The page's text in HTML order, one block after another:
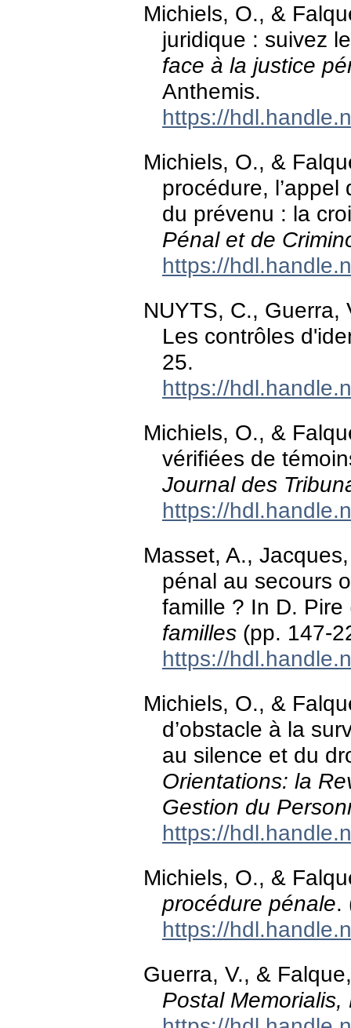
Michiels, O., &
juridique : suivez
face à la justice
Anthemis.
https://
Michiels, O., &
procédure, l’appel
du prévenu : la
Pénal et de
https://
NUYTS, C., Guerra,
Les contrôles
25.
https://
Michiels, O., &
vérifiées de
Journal des
https://
Masset, A.,
pénal au secours
famille ? In D.
familles (pp. 147-
https://
Michiels, O., &
d’obstacle à la
au silence et du
Orientations: la
Gestion du
https://
Michiels, O., &
procédure pénale.
https://
Guerra, V., &
Postal Memorialis,